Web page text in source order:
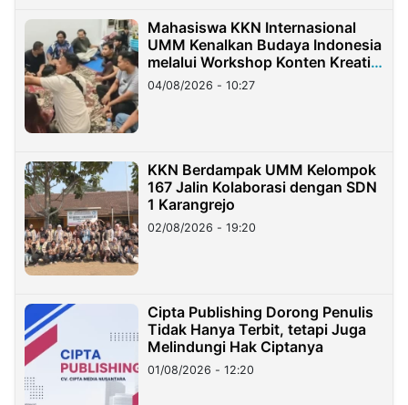
Mahasiswa KKN Internasional
UMM Kenalkan Budaya Indonesia
melalui Workshop Konten Kreatif
di Taiwan
04/08/2026 - 10:27
KKN Berdampak UMM Kelompok
167 Jalin Kolaborasi dengan SDN
1 Karangrejo
02/08/2026 - 19:20
Cipta Publishing Dorong Penulis
Tidak Hanya Terbit, tetapi Juga
Melindungi Hak Ciptanya
01/08/2026 - 12:20